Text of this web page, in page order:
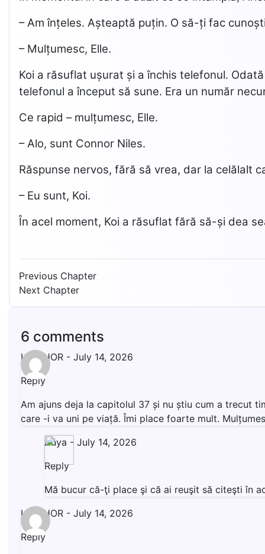
– Am înțeles. Așteaptă puțin. O să-ți fac
– Mulțumesc, Elle.
Koi a răsuflat ușurat și a închis telefonul.
telefonul a început să sune. Era un număr
Ce rapid – mulțumesc, Elle.
– Alo, sunt Connor Niles.
Răspunse nervos, fără să vrea, dar la celălalt
– Eu sunt, Koi.
În acel moment, Koi a răsuflat fără să-și dea
Previous Chapter
Next Chapter
6 comments
LIVISHOR - July 14, 2026
Reply
Am ajuns deja la capitolul 37 și nu știu cum a trecut
care -i va uni pe viață. Îmi place foarte mult.
Anya - July 14, 2026
Reply
Mă bucur că-ţi place şi că ai reuşit să citeşti în
LIVISHOR - July 14, 2026
Reply